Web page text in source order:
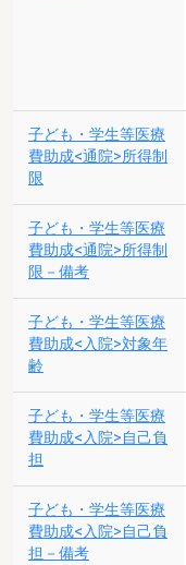
子ども・学生等医療
費助成<通院>所得制
限
子ども・学生等医療
費助成<通院>所得制
限－備考
子ども・学生等医療
費助成<入院>対象年
齢
子ども・学生等医療
費助成<入院>自己負
担
子ども・学生等医療
費助成<入院>自己負
担－備考